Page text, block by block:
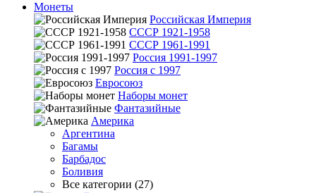
Монеты
Российская Империя
СССР 1921-1958
СССР 1961-1991
Россия 1991-1997
Россия с 1997
Евросоюз
Наборы монет
Фантазийные
Америка
Аргентина
Багамы
Барбадос
Боливия
Все категории (27)